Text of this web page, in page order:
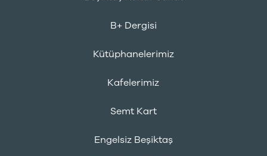
B+ Dergisi
Kütüphanelerimiz
Kafelerimiz
Semt Kart
Engelsiz Beşiktaş